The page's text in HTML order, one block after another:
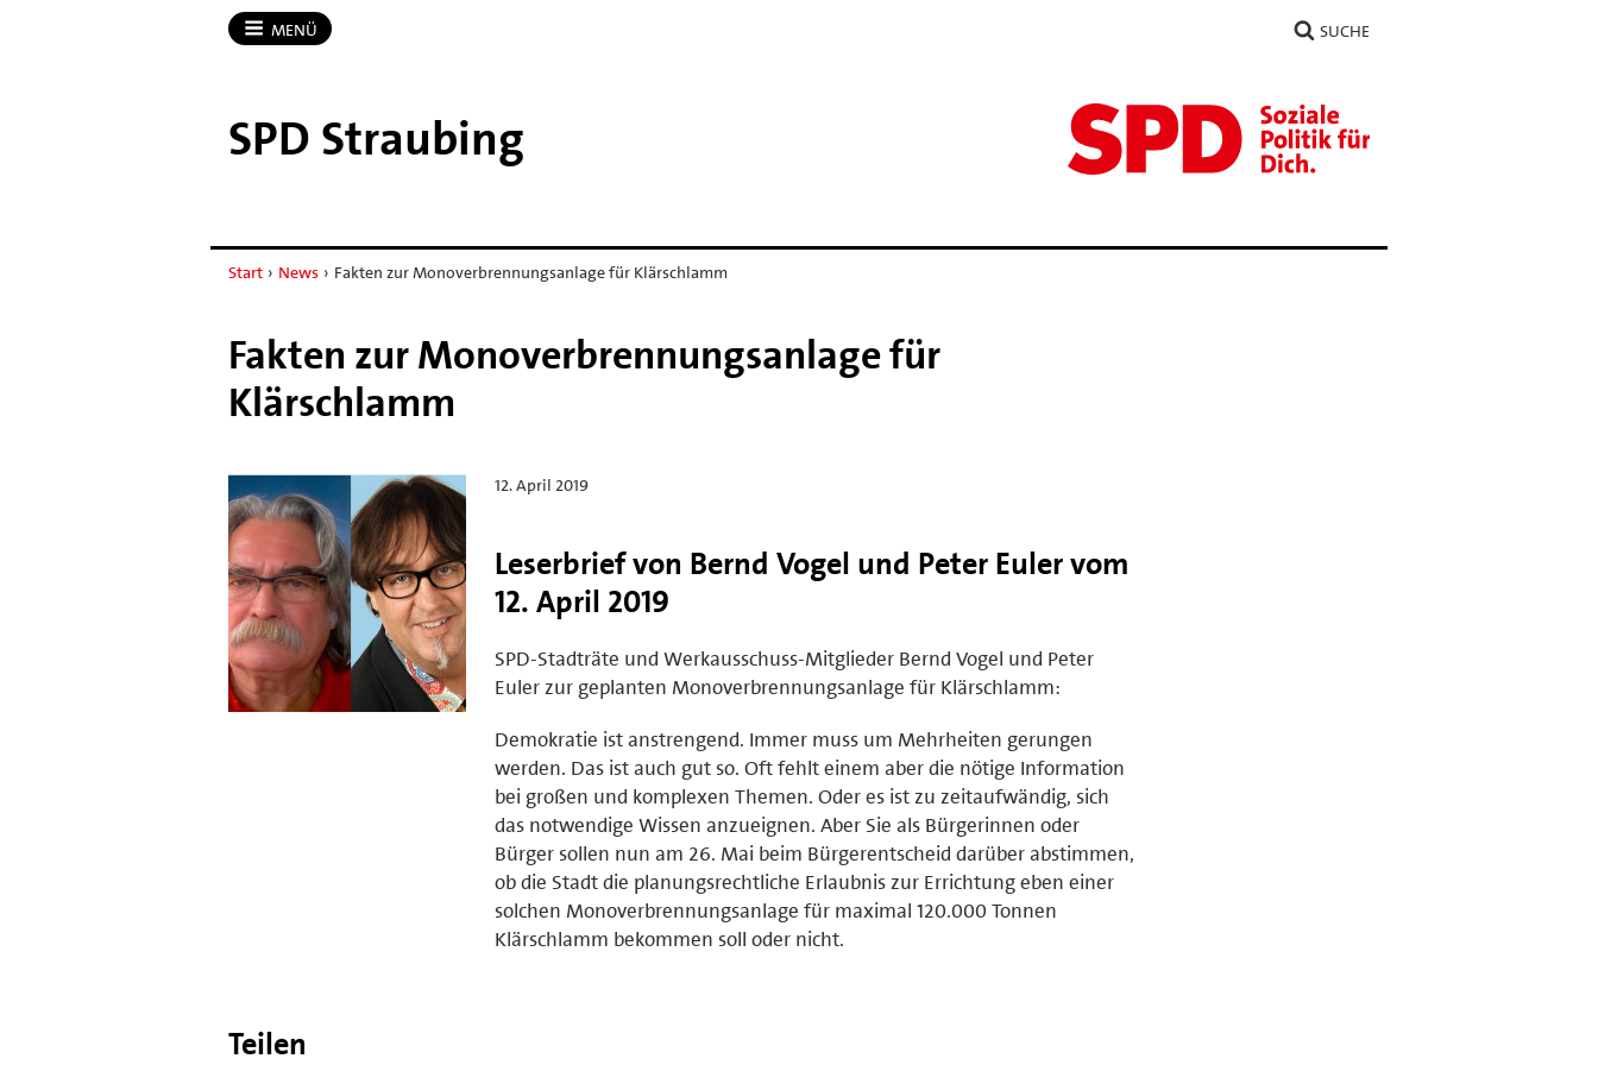
MENÜ SUCHE
SPD Straubing
Start › News › Fakten zur Monoverbrennungsanlage für Klärschlamm
Fakten zur Monoverbrennungsanlage für
Klärschlamm
12. April 2019
Leserbrief von Bernd Vogel und Peter Euler vom
12. April 2019
SPD-Stadträte und Werkausschuss-Mitglieder Bernd Vogel und Peter
Euler zur geplanten Monoverbrennungsanlage für Klärschlamm:
Demokratie ist anstrengend. Immer muss um Mehrheiten gerungen
werden. Das ist auch gut so. Oft fehlt einem aber die nötige Information
bei großen und komplexen Themen. Oder es ist zu zeitaufwändig, sich
das notwendige Wissen anzueignen. Aber Sie als Bürgerinnen oder
Bürger sollen nun am 26. Mai beim Bürgerentscheid darüber abstimmen,
ob die Stadt die planungsrechtliche Erlaubnis zur Errichtung eben einer
solchen Monoverbrennungsanlage für maximal 120.000 Tonnen
Klärschlamm bekommen soll oder nicht.
Teilen